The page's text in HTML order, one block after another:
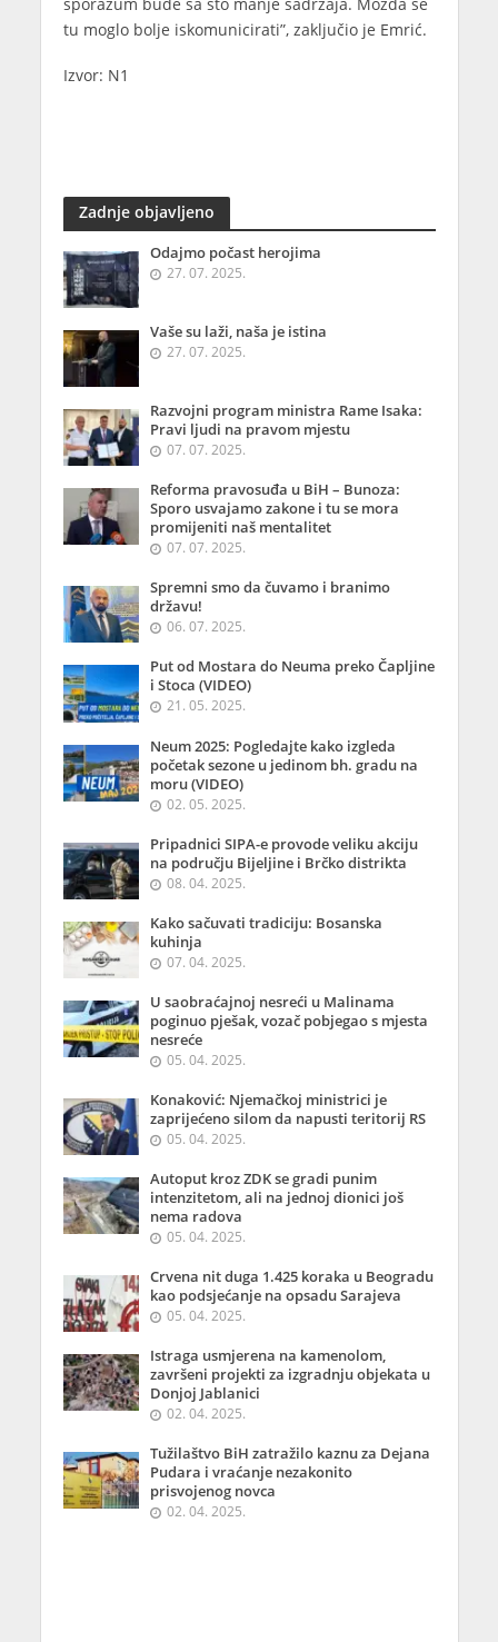
tu moglo bolje iskomunicirati”, zaključio je Emrić.
Izvor: N1
Zadnje objavljeno
Odajmo počast herojima
27. 07. 2025.
Vaše su laži, naša je istina
27. 07. 2025.
Razvojni program ministra Rame Isaka:
Pravi ljudi na pravom mjestu
07. 07. 2025.
Reforma pravosuđa u BiH – Bunoza:
Sporo usvajamo zakone i tu se mora
promijeniti naš mentalitet
07. 07. 2025.
Spremni smo da čuvamo i branimo
državu!
06. 07. 2025.
Put od Mostara do Neuma preko Čapljine
i Stoca (VIDEO)
21. 05. 2025.
Neum 2025: Pogledajte kako izgleda
početak sezone u jedinom bh. gradu na
moru (VIDEO)
02. 05. 2025.
Pripadnici SIPA-e provode veliku akciju
na području Bijeljine i Brčko distrikta
08. 04. 2025.
Kako sačuvati tradiciju: Bosanska
kuhinja
07. 04. 2025.
U saobraćajnoj nesreći u Malinama
poginuo pješak, vozač pobjegao s mjesta
nesreće
05. 04. 2025.
Konaković: Njemačkoj ministrici je
zaprijećeno silom da napusti teritorij RS
05. 04. 2025.
Autoput kroz ZDK se gradi punim
intenzitetom, ali na jednoj dionici još
nema radova
05. 04. 2025.
Crvena nit duga 1.425 koraka u Beogradu
kao podsjećanje na opsadu Sarajeva
05. 04. 2025.
Istraga usmjerena na kamenolom,
završeni projekti za izgradnju objekata u
Donjoj Jablanici
02. 04. 2025.
Tužilaštvo BiH zatražilo kaznu za Dejana
Pudara i vraćanje nezakonito
prisvojenog novca
02. 04. 2025.